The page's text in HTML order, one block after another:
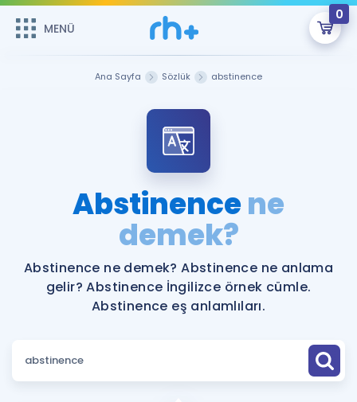
MENÜ
0
Şifremi Hatırlamıyorum
Sepetin Şu An Boş.
Remzi Hoca ile seni sınava hazırlayacak onlarca eğitim seni
bekliyor!
MENÜ
Katılımcı Görüşleri
Faydalı Araçlar
Ücretsiz Kaynaklar
İngilizce Gramer
Ana Sayfa Sözlük abstinence
Abstinencene
demek?
Abstinence ne demek? Abstinence ne anlama
gelir? Abstinence İngilizce örnek cümle.
Abstinence eş anlamlıları.